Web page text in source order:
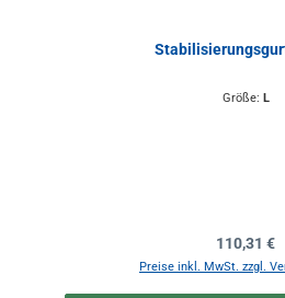
Größe: L
Regulärer
110,31 €
Preise inkl. MwSt. zzgl.